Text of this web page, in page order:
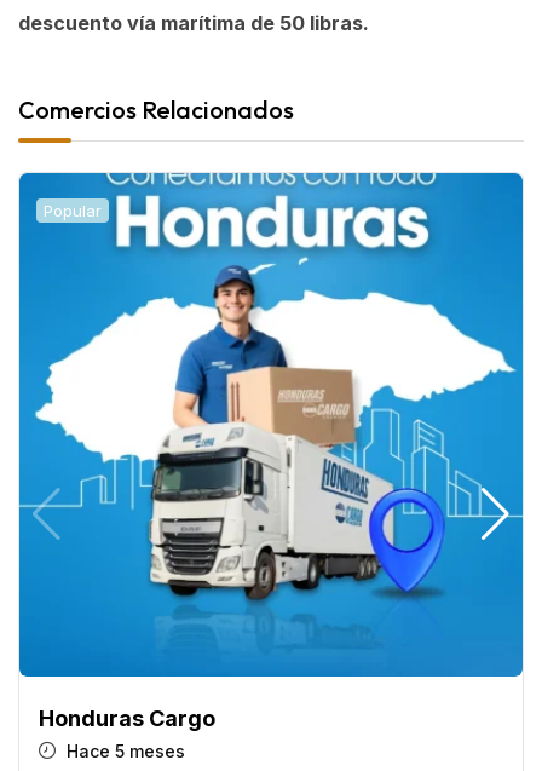
descuento vía marítima de 50 libras.
Comercios Relacionados
Popular
Honduras Cargo
Hace 5 meses